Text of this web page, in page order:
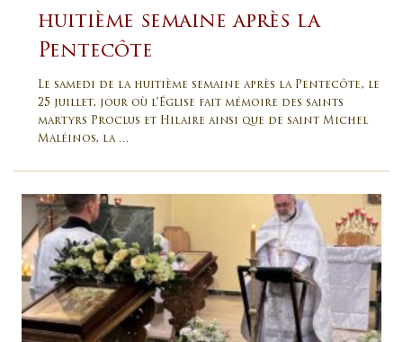
huitième semaine après la
Pentecôte
Le samedi de la huitième semaine après la Pentecôte, le
25 juillet, jour où l’Église fait mémoire des saints
martyrs Proclus et Hilaire ainsi que de saint Michel
Maléinos, la …